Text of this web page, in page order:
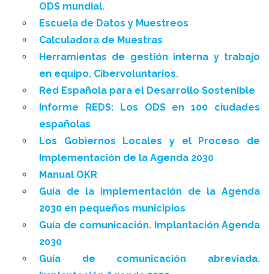
ODS mundial.
Escuela de Datos y Muestreos
Calculadora de Muestras
Herramientas de gestión interna y trabajo
en equipo. Cibervoluntarios.
Red Española para el Desarrollo Sostenible
Informe REDS: Los ODS en 100 ciudades
españolas
Los Gobiernos Locales y el Proceso de
Implementación de la Agenda 2030
Manual OKR
Guía de la implementación de la Agenda
2030 en pequeños municipios
Guía de comunicación. Implantación Agenda
2030
Guía de comunicación abreviada.